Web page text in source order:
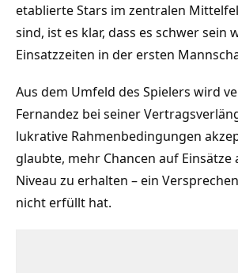
etablierte Stars im zentralen
sind, ist es klar, dass es schwer sein
Einsatzzeiten in der ersten
Aus dem Umfeld des Spielers wird
Fernandez bei seiner
lukrative Rahmenbedingungen
glaubte, mehr Chancen auf Einsätze
Niveau zu erhalten – ein
nicht erfüllt hat.